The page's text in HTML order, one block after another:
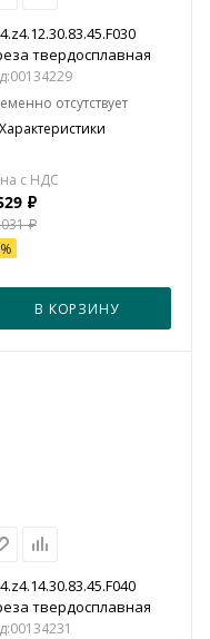
твердосплавная
00134229
отсутствует
₽
₽
%
В КОРЗИНУ
твердосплавная
00134231